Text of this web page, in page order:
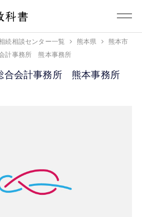
続相談センター一覧 熊本県
熊本市
計事務所 熊本事務所
合会計事務所 熊本事務所